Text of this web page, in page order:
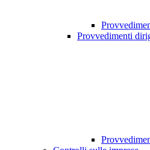
Provvedimenti